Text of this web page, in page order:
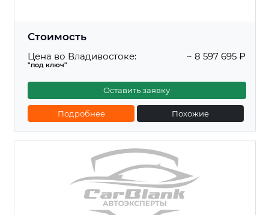
Стоимость
Цена во Владивостоке:
"под ключ"
~ 8 597 695 ₽
Оставить заявку
Подробнее Похожие